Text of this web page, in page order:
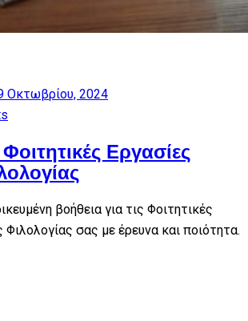
Οκτωβρίου, 2024
Εργασίες
βοήθεια για τις Φοιτητικές
Φιλολογίας σας με έρευνα και ποιότητα.